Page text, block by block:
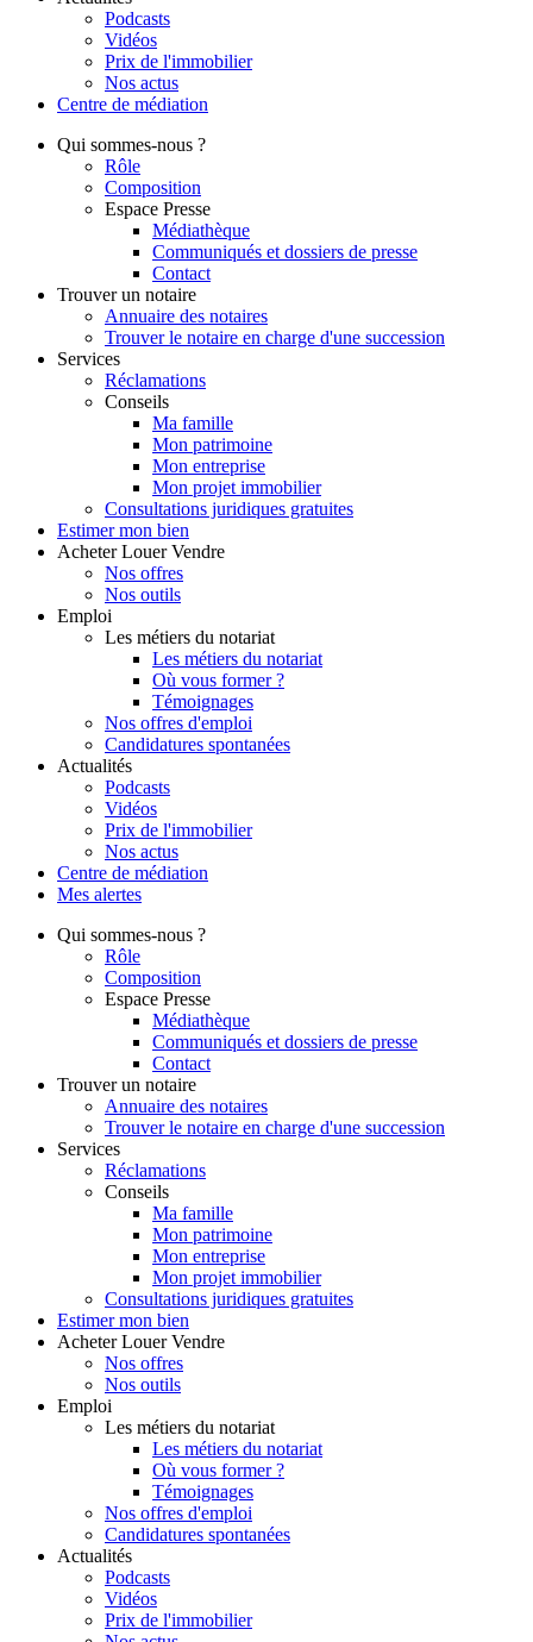
Podcasts
Vidéos
Prix de l'immobilier
Nos actus
Centre de médiation
Qui sommes-nous ?
Rôle
Composition
Espace Presse
Médiathèque
Communiqués et dossiers de presse
Contact
Trouver un notaire
Annuaire des notaires
Trouver le notaire en charge d'une succession
Services
Réclamations
Conseils
Ma famille
Mon patrimoine
Mon entreprise
Mon projet immobilier
Consultations juridiques gratuites
Estimer mon bien
Acheter Louer Vendre
Nos offres
Nos outils
Emploi
Les métiers du notariat
Les métiers du notariat
Où vous former ?
Témoignages
Nos offres d'emploi
Candidatures spontanées
Actualités
Podcasts
Vidéos
Prix de l'immobilier
Nos actus
Centre de médiation
Mes alertes
Qui sommes-nous ?
Rôle
Composition
Espace Presse
Médiathèque
Communiqués et dossiers de presse
Contact
Trouver un notaire
Annuaire des notaires
Trouver le notaire en charge d'une succession
Services
Réclamations
Conseils
Ma famille
Mon patrimoine
Mon entreprise
Mon projet immobilier
Consultations juridiques gratuites
Estimer mon bien
Acheter Louer Vendre
Nos offres
Nos outils
Emploi
Les métiers du notariat
Les métiers du notariat
Où vous former ?
Témoignages
Nos offres d'emploi
Candidatures spontanées
Actualités
Podcasts
Vidéos
Prix de l'immobilier